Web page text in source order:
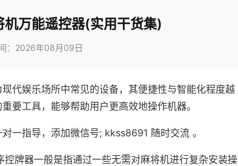
万能遥控器(实用干货集)
：2026年08月09日
现代娱乐场所中常见的设备，其便捷性与智能化程度越
要工具，能够帮助用户更高效地操作机器。
一指导，添加微信号; kkss8691 随时交流 。
牌器一般是指通过一些无需对麻将机进行复杂安装操